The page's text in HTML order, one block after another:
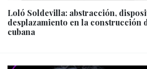
Loló Soldevilla: abstracción,
desplazamiento en la construcción
cubana